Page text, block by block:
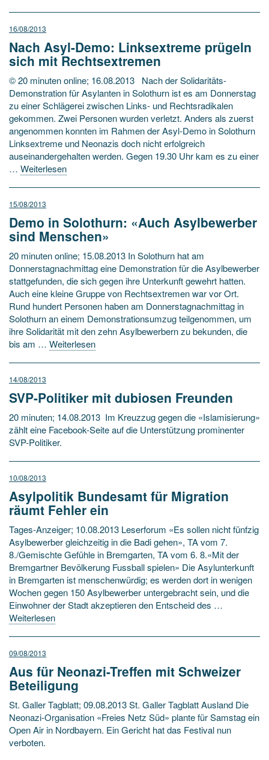
16/08/2013
Nach Asyl-Demo: Linksextreme prügeln
sich mit Rechtsextremen
© 20 minuten online; 16.08.2013 Nach der Solidaritäts-
Demonstration für Asylanten in Solothurn ist es am Donnerstag
zu einer Schlägerei zwischen Links- und Rechtsradikalen
gekommen. Zwei Personen wurden verletzt. Anders als zuerst
angenommen konnten im Rahmen der Asyl-Demo in Solothurn
Linksextreme und Neonazis doch nicht erfolgreich
auseinandergehalten werden. Gegen 19.30 Uhr kam es zu einer
… Weiterlesen
15/08/2013
Demo in Solothurn: «Auch Asylbewerber
sind Menschen»
20 minuten online; 15.08.2013 In Solothurn hat am
Donnerstagnachmittag eine Demonstration für die Asylbewerber
stattgefunden, die sich gegen ihre Unterkunft gewehrt hatten.
Auch eine kleine Gruppe von Rechtsextremen war vor Ort.
Rund hundert Personen haben am Donnerstagnachmittag in
Solothurn an einem Demonstrationsumzug teilgenommen, um
ihre Solidarität mit den zehn Asylbewerbern zu bekunden, die
bis am … Weiterlesen
14/08/2013
SVP-Politiker mit dubiosen Freunden
20 minuten; 14.08.2013 Im Kreuzzug gegen die «Islamisierung»
zählt eine Facebook-Seite auf die Unterstützung prominenter
SVP-Politiker.
10/08/2013
Asylpolitik Bundesamt für Migration
räumt Fehler ein
Tages-Anzeiger; 10.08.2013 Leserforum «Es sollen nicht fünfzig
Asylbewerber gleichzeitig in die Badi gehen», TA vom 7.
8./Gemischte Gefühle in Bremgarten, TA vom 6. 8.«Mit der
Bremgartner Bevölkerung Fussball spielen» Die Asylunterkunft
in Bremgarten ist menschenwürdig; es werden dort in wenigen
Wochen gegen 150 Asylbewerber untergebracht sein, und die
Einwohner der Stadt akzeptieren den Entscheid des …
Weiterlesen
09/08/2013
Aus für Neonazi-Treffen mit Schweizer
Beteiligung
St. Galler Tagblatt; 09.08.2013 St. Galler Tagblatt Ausland Die
Neonazi-Organisation «Freies Netz Süd» plante für Samstag ein
Open Air in Nordbayern. Ein Gericht hat das Festival nun
verboten.